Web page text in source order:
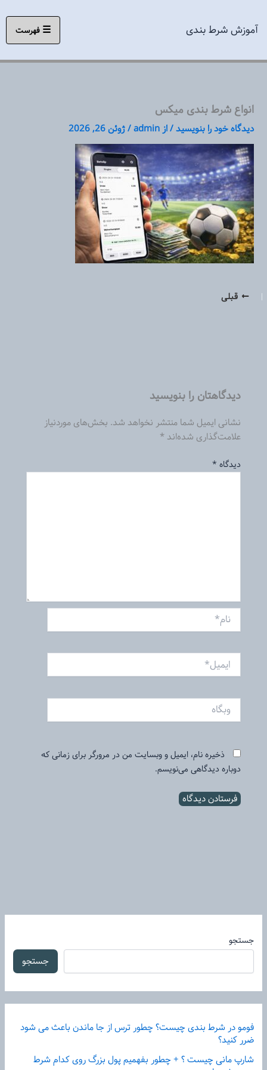
محتواآموزش شرط بندی ☰ فهرست
جستجو
جستجو
فومو در شرط بندی چیست؟ چطور ترس از جا ماندن باعث می شود
ضرر کنید؟
شارپ مانی چیست ؟ + چطور بفهمیم پول بزرگ روی کدام شرط
انواع شرط بندی میکس
دیدگاه‌ خود را بنویسید / از admin
/ژوئن 26, 2026
قبلی
دیدگاهتان را بنویسید
نشانی ایمیل شما منتشر نخواهد شد. بخش‌های موردنیاز
علامت‌گذاری شده‌اند*
دیدگاه *
نام*
ایمیل*
ذخیره نام، ایمیل و وبسایت من در مرورگر برای زمانی که
دوباره دیدگاهی می‌نویسم.